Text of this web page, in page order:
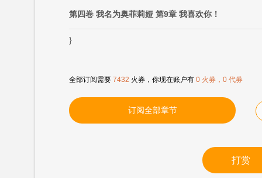
第四卷 我名为奥菲莉娅 第9章 我喜欢你！
}
全部订阅需要 7432 火券，你现在账户有 0 火券，0 代券
订阅全部章节
打赏